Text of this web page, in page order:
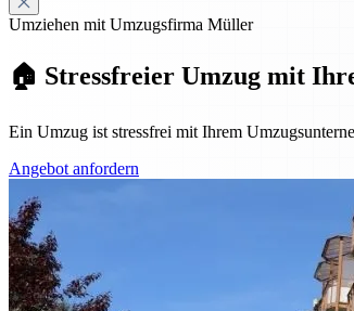
Umziehen mit Umzugsfirma Müller
🏠 Stressfreier Umzug mit
Ein Umzug ist stressfrei mit Ihrem
Angebot anfordern